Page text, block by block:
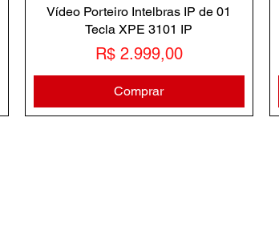
Vídeo Porteiro Intelbras IP de 01
Tecla XPE 3101 IP
Preço
R$ 2.999,00
Comprar